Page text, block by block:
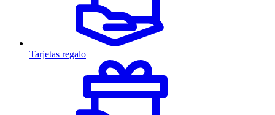
Tarjetas regalo